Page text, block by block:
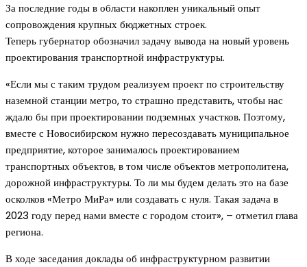
За последние годы в области накоплен уникальный опыт
сопровождения крупных бюджетных строек.
Теперь губернатор обозначил задачу вывода на новый уровень
проектирования транспортной инфраструктуры.
«Если мы с таким трудом реализуем проект по строительству
наземной станции метро, то страшно представить, чтобы нас
ждало бы при проектировании подземных участков. Поэтому,
вместе с Новосибирском нужно пересоздавать муниципальное
предприятие, которое занималось проектированием
транспортных объектов, в том числе объектов метрополитена,
дорожной инфраструктуры. То ли мы будем делать это на базе
осколков «Метро МиРа» или создавать с нуля. Такая задача в
2023 году перед нами вместе с городом стоит», – отметил глава
региона.
В ходе заседания доклады об инфраструктурном развитии